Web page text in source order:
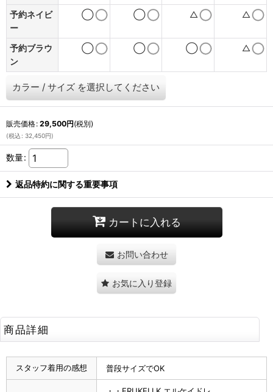
予約ネイビ
ー
◯ ◯ △ △
予約ブラウ
ン
◯ ◯ ◯ △
カラー / サイズ を選択してください
販売価格: 29,500円(税別)
(税込 : 32,450円)
数量:
返品特約に関する重要事項
カートに入れる
お問い合わせ
お気に入り登録
商品詳細
スタッフ着用の感想 普段サイズでOK